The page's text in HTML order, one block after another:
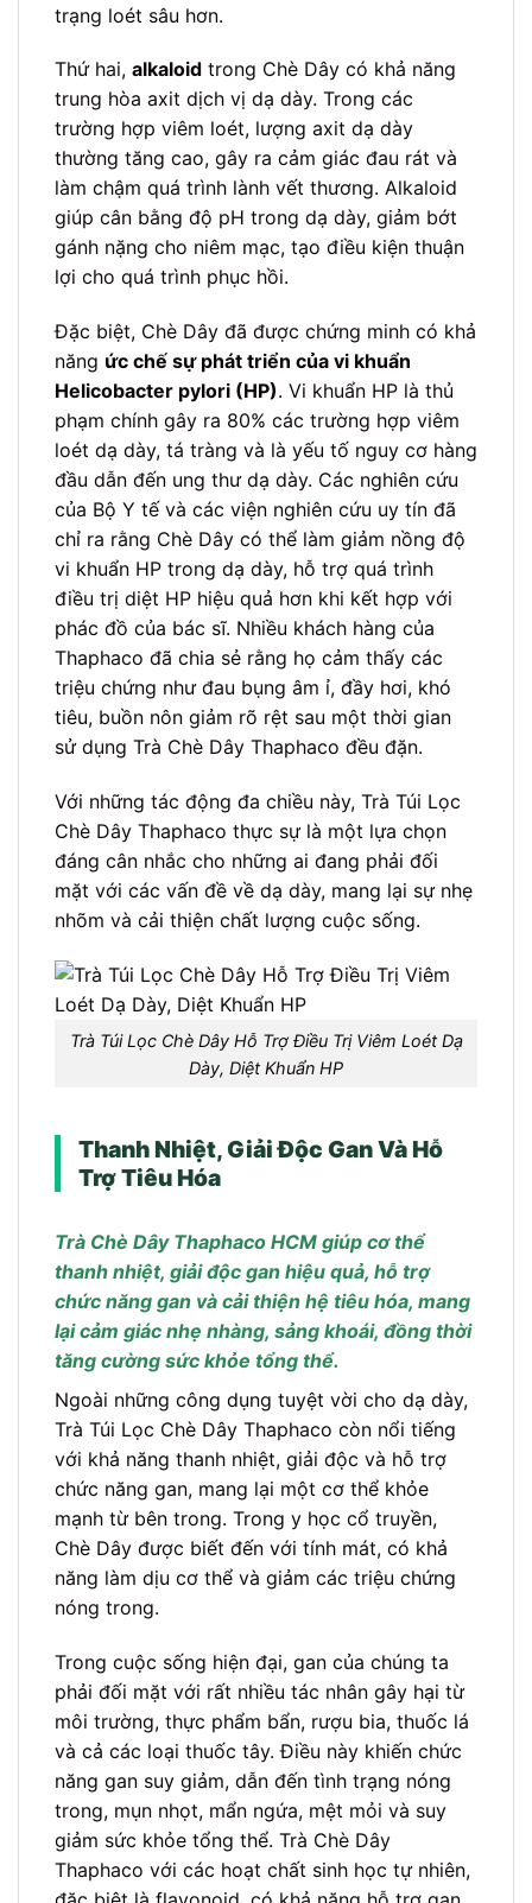
trạng loét sâu hơn.
Thứ hai, alkaloid trong Chè Dây có khả năng
trung hòa axit dịch vị dạ dày. Trong các
trường hợp viêm loét, lượng axit dạ dày
thường tăng cao, gây ra cảm giác đau rát và
làm chậm quá trình lành vết thương. Alkaloid
giúp cân bằng độ pH trong dạ dày, giảm bớt
gánh nặng cho niêm mạc, tạo điều kiện thuận
lợi cho quá trình phục hồi.
Đặc biệt, Chè Dây đã được chứng minh có khả
năng ức chế sự phát triển của vi khuẩn
Helicobacter pylori (HP). Vi khuẩn HP là thủ
phạm chính gây ra 80% các trường hợp viêm
loét dạ dày, tá tràng và là yếu tố nguy cơ hàng
đầu dẫn đến ung thư dạ dày. Các nghiên cứu
của Bộ Y tế và các viện nghiên cứu uy tín đã
chỉ ra rằng Chè Dây có thể làm giảm nồng độ
vi khuẩn HP trong dạ dày, hỗ trợ quá trình
điều trị diệt HP hiệu quả hơn khi kết hợp với
phác đồ của bác sĩ. Nhiều khách hàng của
Thaphaco đã chia sẻ rằng họ cảm thấy các
triệu chứng như đau bụng âm ỉ, đầy hơi, khó
tiêu, buồn nôn giảm rõ rệt sau một thời gian
sử dụng Trà Chè Dây Thaphaco đều đặn.
Với những tác động đa chiều này, Trà Túi Lọc
Chè Dây Thaphaco thực sự là một lựa chọn
đáng cân nhắc cho những ai đang phải đối
mặt với các vấn đề về dạ dày, mang lại sự nhẹ
nhõm và cải thiện chất lượng cuộc sống.
Trà Túi Lọc Chè Dây Hỗ Trợ Điều Trị Viêm Loét Dạ
Dày, Diệt Khuẩn HP
Thanh Nhiệt, Giải Độc Gan Và Hỗ
Trợ Tiêu Hóa
Trà Chè Dây Thaphaco HCM giúp cơ thể
thanh nhiệt, giải độc gan hiệu quả, hỗ trợ
chức năng gan và cải thiện hệ tiêu hóa, mang
lại cảm giác nhẹ nhàng, sảng khoái, đồng thời
tăng cường sức khỏe tổng thể.
Ngoài những công dụng tuyệt vời cho dạ dày,
Trà Túi Lọc Chè Dây Thaphaco còn nổi tiếng
với khả năng thanh nhiệt, giải độc và hỗ trợ
chức năng gan, mang lại một cơ thể khỏe
mạnh từ bên trong. Trong y học cổ truyền,
Chè Dây được biết đến với tính mát, có khả
năng làm dịu cơ thể và giảm các triệu chứng
nóng trong.
Trong cuộc sống hiện đại, gan của chúng ta
phải đối mặt với rất nhiều tác nhân gây hại từ
môi trường, thực phẩm bẩn, rượu bia, thuốc lá
và cả các loại thuốc tây. Điều này khiến chức
năng gan suy giảm, dẫn đến tình trạng nóng
trong, mụn nhọt, mẩn ngứa, mệt mỏi và suy
giảm sức khỏe tổng thể. Trà Chè Dây
Thaphaco với các hoạt chất sinh học tự nhiên,